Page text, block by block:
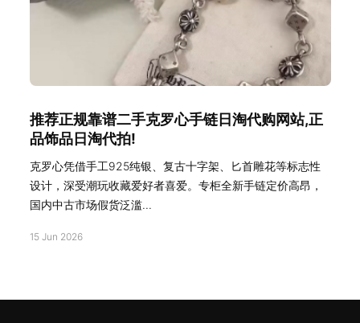
推荐正规靠谱二手克罗心手链日淘代购网站,正
品饰品日淘代拍!
克罗心凭借手工925纯银、复古十字架、匕首雕花等标志性
设计，深受潮玩收藏爱好者喜爱。专柜全新手链定价高昂，
国内中古市场假货泛滥...
15 Jun 2026